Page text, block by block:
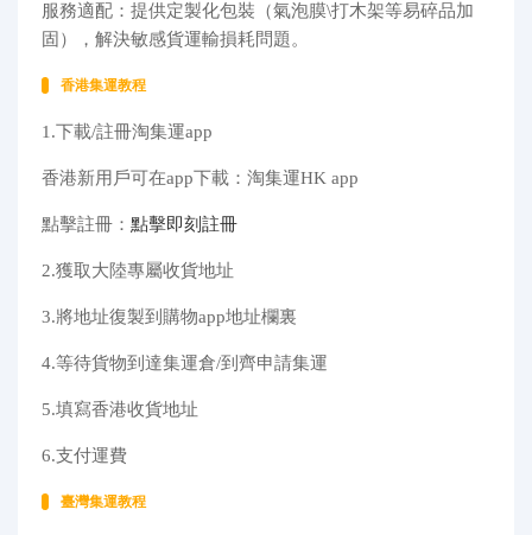
服務適配：提供定製化包裝（氣泡膜\打木架等易碎品加
固），解決敏感貨運輸損耗問題。
香港集運教程
1.下載/註冊淘集運app
香港新用戶可在app下載：淘集運HK app
點擊註冊： 點擊即刻註冊
2.獲取大陸專屬收貨地址
3.將地址復製到購物app地址欄裏
4.等待貨物到達集運倉/到齊申請集運
5.填寫香港收貨地址
6.支付運費
臺灣集運教程